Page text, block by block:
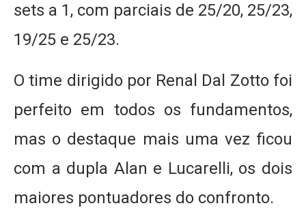
sets a 1, com parciais de 25/20, 25/23,
19/25 e 25/23.
O time dirigido por Renal Dal Zotto foi
perfeito em todos os fundamentos,
mas o destaque mais uma vez ficou
com a dupla Alan e Lucarelli, os dois
maiores pontuadores do confronto.